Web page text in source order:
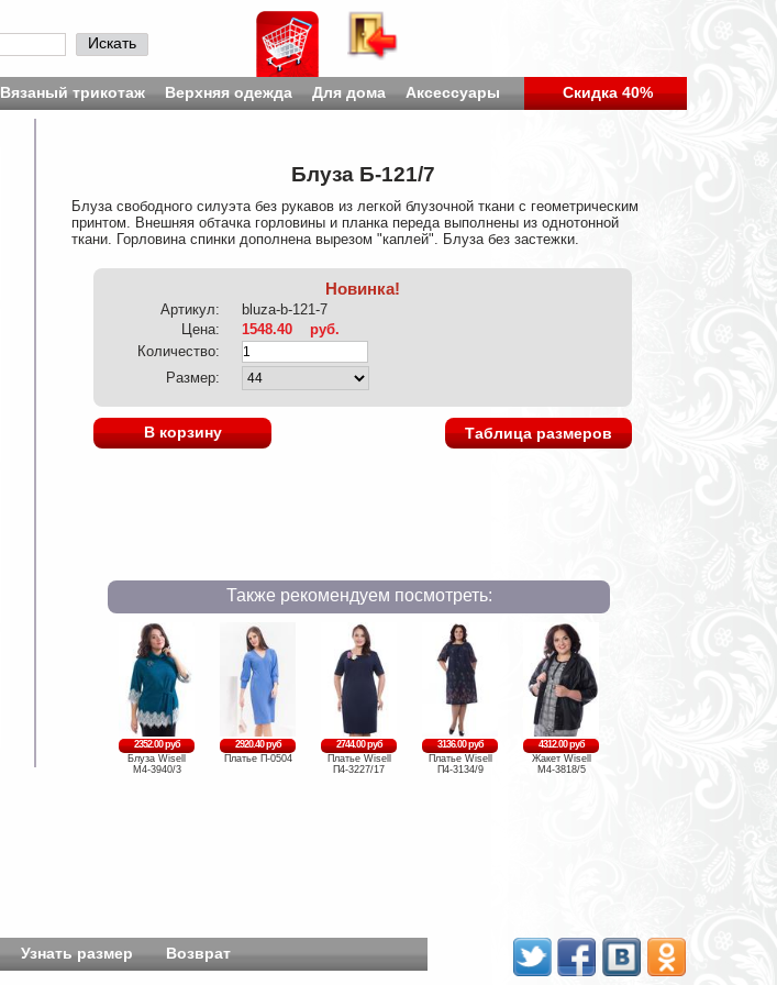
Искать
Вязаный трикотаж Верхняя одежда Для дома Аксессуары Скидка 40%
Блуза Б-121/7
Блуза свободного силуэта без рукавов из легкой блузочной ткани с геометрическим
принтом. Внешняя обтачка горловины и планка переда выполнены из однотонной
ткани. Горловина спинки дополнена вырезом "каплей". Блуза без застежки.
Новинка!
Артикул:
bluza-b-121-7
Цена:
1548.40
руб.
Количество:
Размер:
В корзину Таблица размеров
Также рекомендуем посмотреть:
2352.00 руб
Блуза Wisell
М4-3940/3
2920.40 руб
Платье П-0504
2744.00 руб
Платье Wisell
П4-3227/17
3136.00 руб
Платье Wisell
П4-3134/9
4312.00 руб
Жакет Wisell
М4-3818/5
Узнать размер Возврат